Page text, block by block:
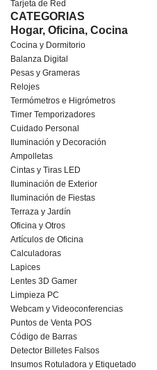
Tarjeta de Red
CATEGORIAS
Hogar, Oficina, Cocina
Cocina y Dormitorio
Balanza Digital
Pesas y Grameras
Relojes
Termómetros e Higrómetros
Timer Temporizadores
Cuidado Personal
Iluminación y Decoración
Ampolletas
Cintas y Tiras LED
Iluminación de Exterior
Iluminación de Fiestas
Terraza y Jardín
Oficina y Otros
Artículos de Oficina
Calculadoras
Lapices
Lentes 3D Gamer
Limpieza PC
Webcam y Videoconferencias
Puntos de Venta POS
Código de Barras
Detector Billetes Falsos
Insumos Rotuladora y Etiquetado